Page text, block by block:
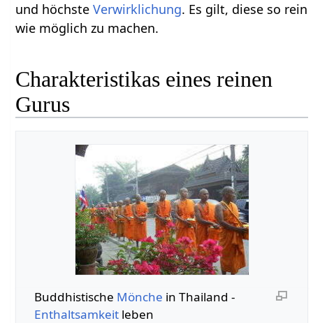
und höchsteVerwirklichung. Es gilt, diese so rein
wie möglich zu machen.
Charakteristikas eines reinen
Gurus
Buddhistische Mönche in Thailand -
Enthaltsamkeitleben